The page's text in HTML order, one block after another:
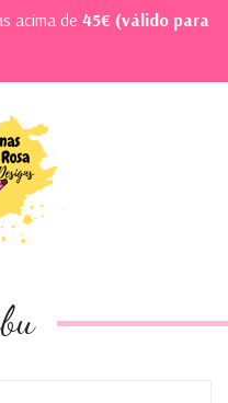
acima de 45€ (válido para